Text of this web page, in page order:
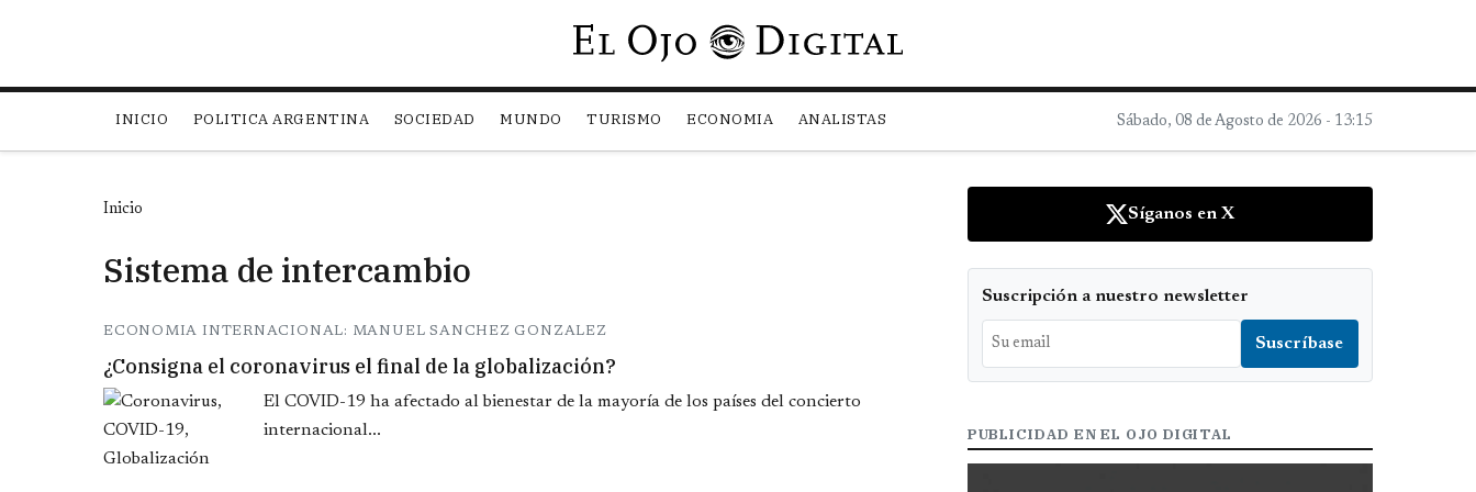
Pasar al contenido principal
INICIO POLITICA ARGENTINA SOCIEDAD MUNDO TURISMO ECONOMIA ANALISTAS Sábado, 08 de Agosto de 2026 - 13:15
Inicio
Sistema de intercambio
ECONOMIA INTERNACIONAL: MANUEL SANCHEZ GONZALEZ
¿Consigna el coronavirus el final de la globalización?
El COVID-19 ha afectado al bienestar de la mayoría de los países del concierto
internacional...
Síganos en X
Suscripción a nuestro newsletter
PUBLICIDAD EN EL OJO DIGITAL